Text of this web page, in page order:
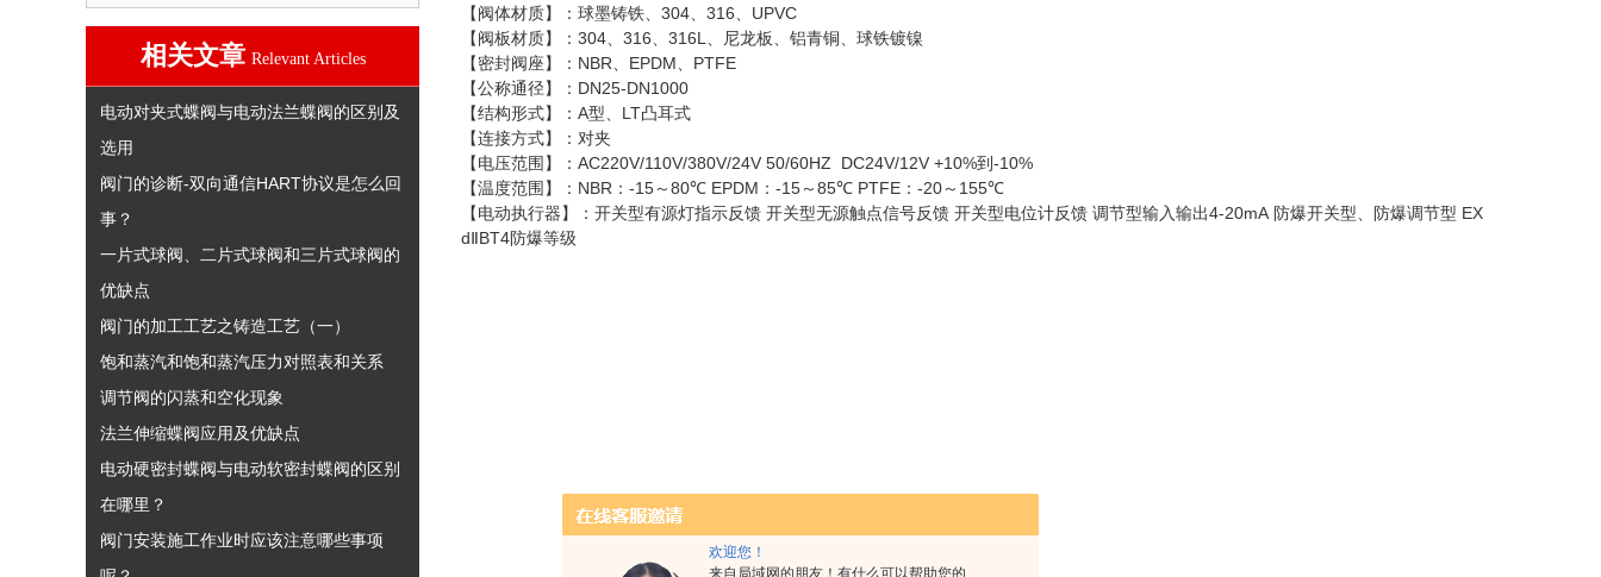
欢迎您！
来自局域网的朋友！有什么可以帮助您的
相关文章 Relevant Articles
电动对夹式蝶阀与电动法兰蝶阀的区别及
选用
阀门的诊断-双向通信HART协议是怎么回
事？
一片式球阀、二片式球阀和三片式球阀的
优缺点
阀门的加工工艺之铸造工艺（一）
饱和蒸汽和饱和蒸汽压力对照表和关系
调节阀的闪蒸和空化现象
法兰伸缩蝶阀应用及优缺点
电动硬密封蝶阀与电动软密封蝶阀的区别
在哪里？
阀门安装施工作业时应该注意哪些事项
【阀体材质】：球墨铸铁、 304、 316、 UPVC
【阀板材质】： 304、 316、 316L 、尼龙板、铝青铜、球铁镀镍
【密封阀座】： NBR、 EPDM、 PTFE
【公称通径】： DN25-DN1000
【结构形式】： A型、 LT凸耳式
【连接方式】：对夹
【电压范围】： AC220V/110V/380V/24V 50/60HZ DC24V/12V +10%到 -10%
【温度范围】： NBR ： -15 ～ 80℃ EPDM ： -15 ～ 85℃ PTFE ： -20 ～ 155℃
【电动执行器】：开关型有源灯指示反馈 开关型无源触点信号反馈 开关型电位计反馈 调节型输入输出4-20mA 防爆开关型、防爆调节型 EX
d BT4防爆等级